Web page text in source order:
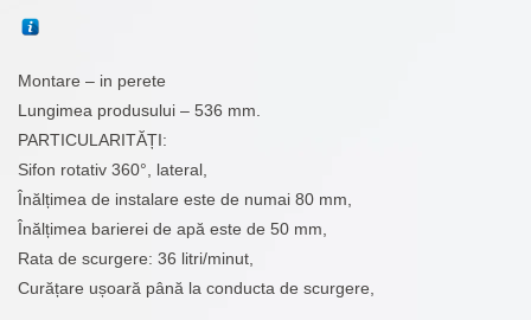
Montare – in perete
Lungimea produsului – 536 mm.
PARTICULARITĂȚI:
Sifon rotativ 360°, lateral,
Înălțimea de instalare este de numai 80 mm,
Înălțimea barierei de apă este de 50 mm,
Rata de scurgere: 36 litri/minut,
Curățare ușoară până la conducta de scurgere,